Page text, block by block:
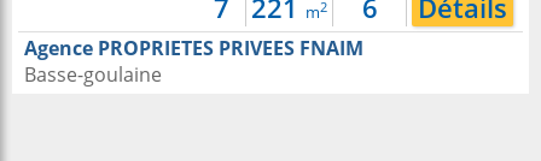
7 221 m2 6 Détails
Agence PROPRIETES PRIVEES FNAIM
Basse-goulaine